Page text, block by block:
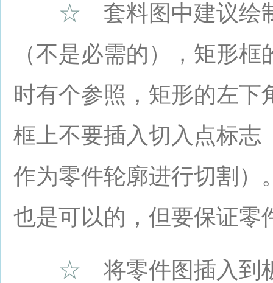
☆ 套料图中建议绘
（不是必需的），矩形
时有个参照，矩形的左
框上不要插入切入点标志
作为零件轮廓进行切割）
也是可以的，但要保证零
☆ 将零件图插入到